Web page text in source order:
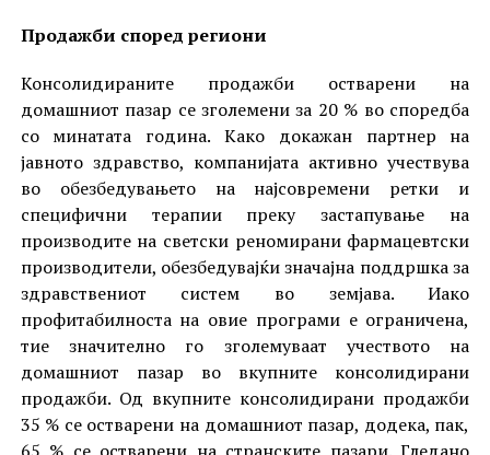
Продажби според региони
Консолидираните продажби остварени на
домашниот пазар се зголемени за 20 % во споредба
со минатата година. Како докажан партнер на
јавното здравство, компанијата активно учествува
во обезбедувањето на најсовремени ретки и
специфични терапии преку застапување на
производите на светски реномирани фармацевтски
производители, обезбедувајќи значајна поддршка за
здравствениот систем во земјава. Иако
профитабилноста на овие програми е ограничена,
тие значително го зголемуваат учеството на
домашниот пазар во вкупните консолидирани
продажби. Од вкупните консолидирани продажби
35 % се остварени на домашниот пазар, додека, пак,